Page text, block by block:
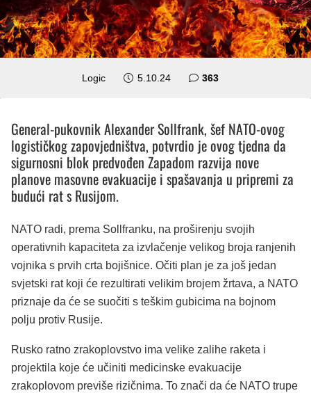
Logic 5.10.24 363komentara
General-pukovnik Alexander Sollfrank, šef NATO-ovog
logističkog zapovjedništva, potvrdio je ovog tjedna da
sigurnosni blok predvođen Zapadom razvija nove
planove masovne evakuacije i spašavanja u pripremi za
budući rat s Rusijom.
NATO radi, prema Sollfranku, na proširenju svojih
operativnih kapaciteta za izvlačenje velikog broja ranjenih
vojnika s prvih crta bojišnice. Očiti plan je za još jedan
svjetski rat koji će rezultirati velikim brojem žrtava, a NATO
priznaje da će se suočiti s teškim gubicima na bojnom
polju protiv Rusije.
Rusko ratno zrakoplovstvo ima velike zalihe raketa i
projektila koje će učiniti medicinske evakuacije
zrakoplovom previše rizičnima. To znači da će NATO trupe